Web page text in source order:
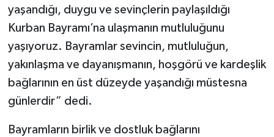
yaşandığı, duygu ve sevinçlerin paylaşıldığı
Kurban Bayramı’na ulaşmanın mutluluğunu
yaşıyoruz. Bayramlar sevincin, mutluluğun,
yakınlaşma ve dayanışmanın, hoşgörü ve kardeşlik
bağlarının en üst düzeyde yaşandığı müstesna
günlerdir” dedi.
Bayramların birlik ve dostluk bağlarını